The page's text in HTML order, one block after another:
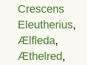
Crescens
Eleutherius,
Ælfleda,
Æthelred,